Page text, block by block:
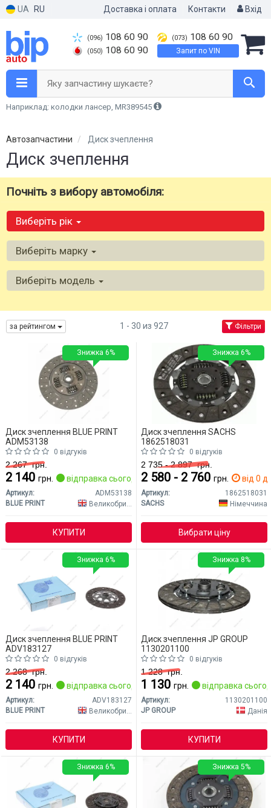
UA RU Доставка і оплата Контакти Вхід
(096) 108 60 90
(050) 108 60 90
(073) 108 60 90
Запит по VIN
Яку запчастину шукаєте?
Наприклад: колодки лансер, MR389545
Автозапчастини Диск зчеплення
Диск зчеплення
Почніть з вибору автомобіля:
Виберіть рік
Виберіть марку
Виберіть модель
за рейтингом 1 - 30 из 927 Фільтри
Диск зчеплення BLUE PRINT
ADM53138
0 відгуків
2 267грн.
2 140 грн. відправка сьогодні
Артикул:
ADM53138
BLUE PRINT
Великобританія
КУПИТИ
Знижка 6%
Диск зчеплення SACHS
1862518031
0 відгуків
2 735 - 2 897грн.
2 580 - 2 760 грн. від 0
Артикул:
1862518031
SACHS
Німеччина
Вибрати ціну
Знижка 6%
Диск зчеплення BLUE PRINT
ADV183127
0 відгуків
2 268грн.
2 140 грн. відправка сьогодні
Артикул:
ADV183127
BLUE PRINT
Великобританія
КУПИТИ
Знижка 6%
Диск зчеплення JP GROUP
1130201100
0 відгуків
1 228грн.
1 130 грн. відправка
Артикул:
1130201100
JP GROUP
Данія
КУПИТИ
Знижка 8%
Знижка 6% Знижка 5%